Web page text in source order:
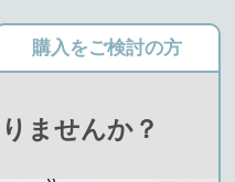
購入をご検討の方
ませんか？